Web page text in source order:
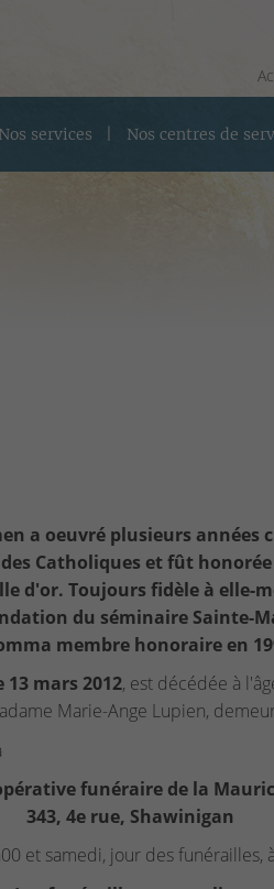
Nos services Nos centres de
a oeuvré plusieurs années
Catholiques et fût
d'or. Toujours fidèle à elle-
du séminaire Sainte-
membre honoraire en
13 mars 2012, est décédée à
Marie-Ange Lupien,
funéraire de la
343, 4e rue, Shawinigan
et samedi, jour des funérailles,